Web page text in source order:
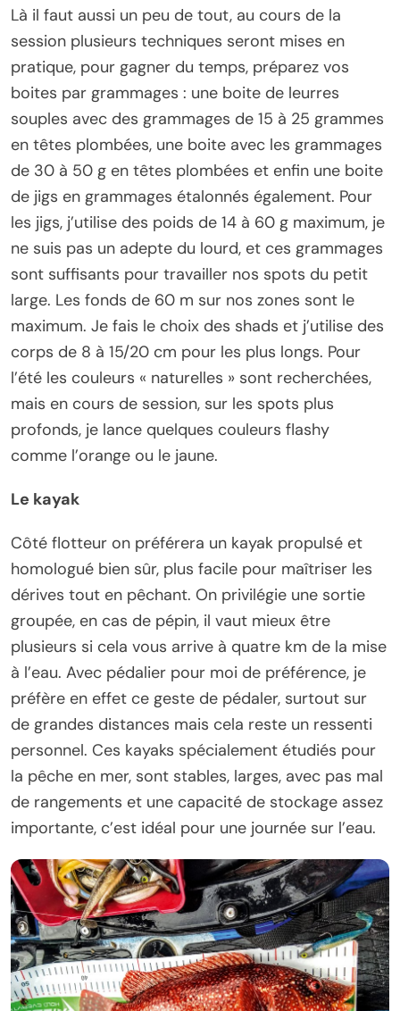
Là il faut aussi un peu de tout, au cours de la
session plusieurs techniques seront mises en
pratique, pour gagner du temps, préparez vos
boites par grammages : une boite de leurres
souples avec des grammages de 15 à 25 grammes
en têtes plombées, une boite avec les grammages
de 30 à 50 g en têtes plombées et enfin une boite
de jigs en grammages étalonnés également. Pour
les jigs, j’utilise des poids de 14 à 60 g maximum, je
ne suis pas un adepte du lourd, et ces grammages
sont suffisants pour travailler nos spots du petit
large. Les fonds de 60 m sur nos zones sont le
maximum. Je fais le choix des shads et j’utilise des
corps de 8 à 15/20 cm pour les plus longs. Pour
l’été les couleurs « naturelles » sont recherchées,
mais en cours de session, sur les spots plus
profonds, je lance quelques couleurs flashy
comme l’orange ou le jaune.
Le kayak
Côté flotteur on préférera un kayak propulsé et
homologué bien sûr, plus facile pour maîtriser les
dérives tout en pêchant. On privilégie une sortie
groupée, en cas de pépin, il vaut mieux être
plusieurs si cela vous arrive à quatre km de la mise
à l’eau. Avec pédalier pour moi de préférence, je
préfère en effet ce geste de pédaler, surtout sur
de grandes distances mais cela reste un ressenti
personnel. Ces kayaks spécialement étudiés pour
la pêche en mer, sont stables, larges, avec pas mal
de rangements et une capacité de stockage assez
importante, c’est idéal pour une journée sur l’eau.